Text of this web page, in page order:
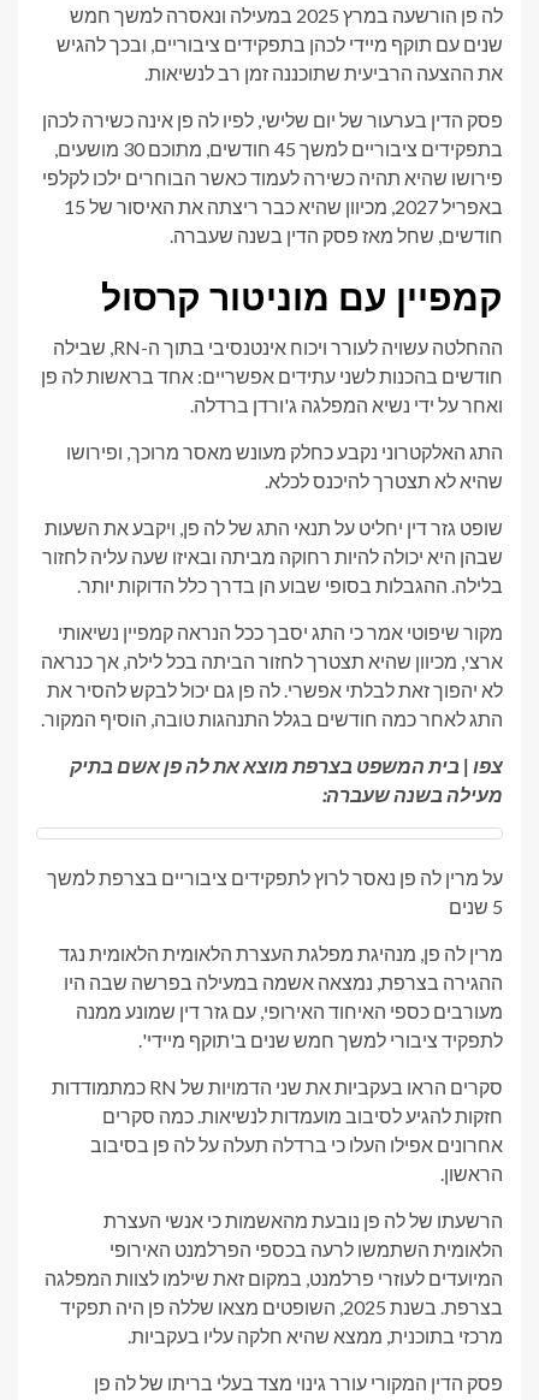
לה פן הורשעה במרץ 2025 במעילה ונאסרה למשך חמש
שנים עם תוקף מיידי לכהן בתפקידים ציבוריים, ובכך להגיש
את ההצעה הרביעית שתוכננה זמן רב לנשיאות.
פסק הדין בערעור של יום שלישי, לפיו לה פן אינה כשירה לכהן
בתפקידים ציבוריים למשך 45 חודשים, מתוכם 30 מושעים,
פירושו שהיא תהיה כשירה לעמוד כאשר הבוחרים ילכו לקלפי
באפריל 2027, מכיוון שהיא כבר ריצתה את האיסור של 15
חודשים, שחל מאז פסק הדין בשנה שעברה.
קמפיין עם מוניטור קרסול
ההחלטה עשויה לעורר ויכוח אינטנסיבי בתוך ה-RN, שבילה
חודשים בהכנות לשני עתידים אפשריים: אחד בראשות לה פן
ואחר על ידי נשיא המפלגה ג'ורדן ברדלה.
התג האלקטרוני נקבע כחלק מעונש מאסר מרוכך, ופירושו
שהיא לא תצטרך להיכנס לכלא.
שופט גזר דין יחליט על תנאי התג של לה פן, ויקבע את השעות
שבהן היא יכולה להיות רחוקה מביתה ובאיזו שעה עליה לחזור
בלילה. ההגבלות בסופי שבוע הן בדרך כלל הדוקות יותר.
מקור שיפוטי אמר כי התג יסבך ככל הנראה קמפיין נשיאותי
ארצי, מכיוון שהיא תצטרך לחזור הביתה בכל לילה, אך כנראה
לא יהפוך זאת לבלתי אפשרי. לה פן גם יכול לבקש להסיר את
התג לאחר כמה חודשים בגלל התנהגות טובה, הוסיף המקור.
צפו | בית המשפט בצרפת מוצא את לה פן אשם בתיק
מעילה בשנה שעברה:
על מרין לה פן נאסר לרוץ לתפקידים ציבוריים בצרפת למשך
5 שנים
מרין לה פן, מנהיגת מפלגת העצרת הלאומית הלאומית נגד
ההגירה בצרפת, נמצאה אשמה במעילה בפרשה שבה היו
מעורבים כספי האיחוד האירופי, עם גזר דין שמונע ממנה
לתפקיד ציבורי למשך חמש שנים ב'תוקף מיידי'.
סקרים הראו בעקביות את שני הדמויות של RN כמתמודדות
חזקות להגיע לסיבוב מועמדות לנשיאות. כמה סקרים
אחרונים אפילו העלו כי ברדלה תעלה על לה פן בסיבוב
הראשון.
הרשעתו של לה פן נובעת מהאשמות כי אנשי העצרת
הלאומית השתמשו לרעה בכספי הפרלמנט האירופי
המיועדים לעוזרי פרלמנט, במקום זאת שילמו לצוות המפלגה
בצרפת. בשנת 2025, השופטים מצאו שללה פן היה תפקיד
מרכזי בתוכנית, ממצא שהיא חלקה עליו בעקביות.
פסק הדין המקורי עורר גינוי מצד בעלי בריתו של לה פן